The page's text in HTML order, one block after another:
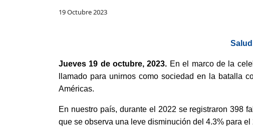
19 Octubre 2023
Jueves 19 de octubre, 2023. En el marco de la
llamado para unirnos como sociedad en la batalla
Américas.
En nuestro país, durante el 2022 se registraron 398
que se observa una leve disminución del 4.3% para